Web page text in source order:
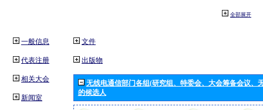
全部展开
一般信息
代表注册
相关大会
新闻室
文件
出版物
无线电通信部门各组(研究组、特委会、大会筹备会议、
的候选人